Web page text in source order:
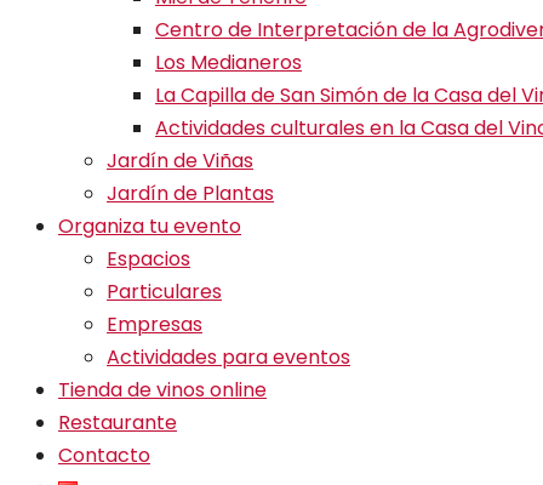
Centro de Interpretación de la
Los Medianeros
La Capilla de San Simón de la Casa del
Actividades culturales en la Casa del
Jardín de Viñas
Jardín de Plantas
Organiza tu evento
Espacios
Particulares
Empresas
Actividades para eventos
Tienda de vinos online
Restaurante
Contacto